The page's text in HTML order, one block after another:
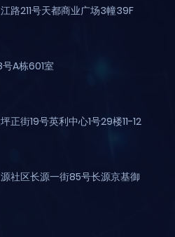
路211号天都商业广场3幢39F
A栋601室
正街19号英利中心1号29楼11-12
社区长源一街85号长源京基御